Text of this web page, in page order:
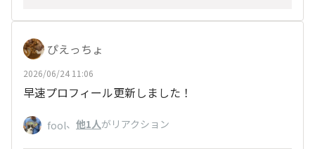
vetzt1hzkevm/announcements?menu=dj34vet
zt1hzkevm&q%5Bannouncement_category_id
_eq%5D=20133
同じ内容でも構いませんので、ご投稿お待ちして
おります！🙌
ぴえっちょ
2026/06/24 11:06
早速プロフィール更新しました！
fool、 他1人がリアクション